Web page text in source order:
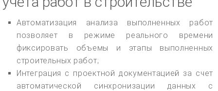
Автоматизация анализа выполненных работ
позволяет в режиме реального времени
фиксировать объемы и этапы выполненных
строительных работ;
Интеграция с проектной документацией за счет
автоматической синхронизации данных с